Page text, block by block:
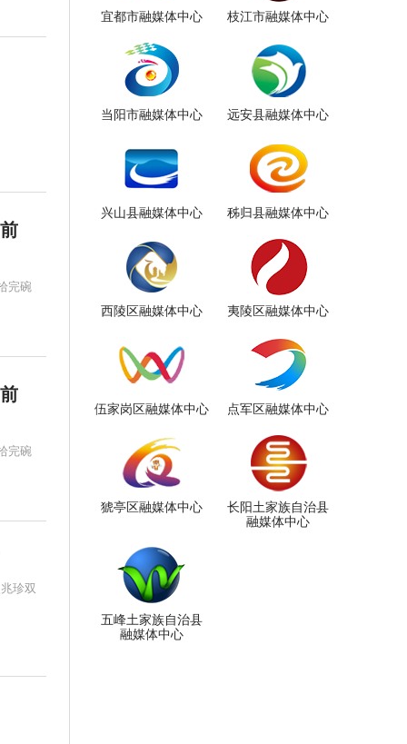
完碗
完碗
珍双
宜都市融媒体中心 枝江市融媒体中心
当阳市融媒体中心 远安县融媒体中心
兴山县融媒体中心 秭归县融媒体中心
西陵区融媒体中心 夷陵区融媒体中心
伍家岗区融媒体中心 点军区融媒体中心
猇亭区融媒体中心
长阳土家族自治县
融媒体中心
五峰土家族自治县
融媒体中心